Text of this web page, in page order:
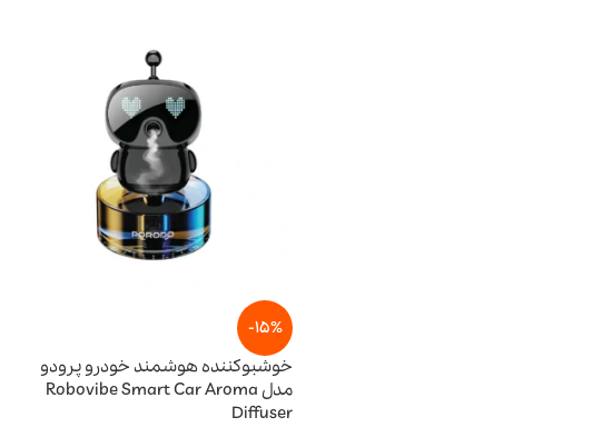
-15%
خوشبوکننده هوشمند خودرو پرودو
مدل Robovibe Smart Car Aroma
Diffuser